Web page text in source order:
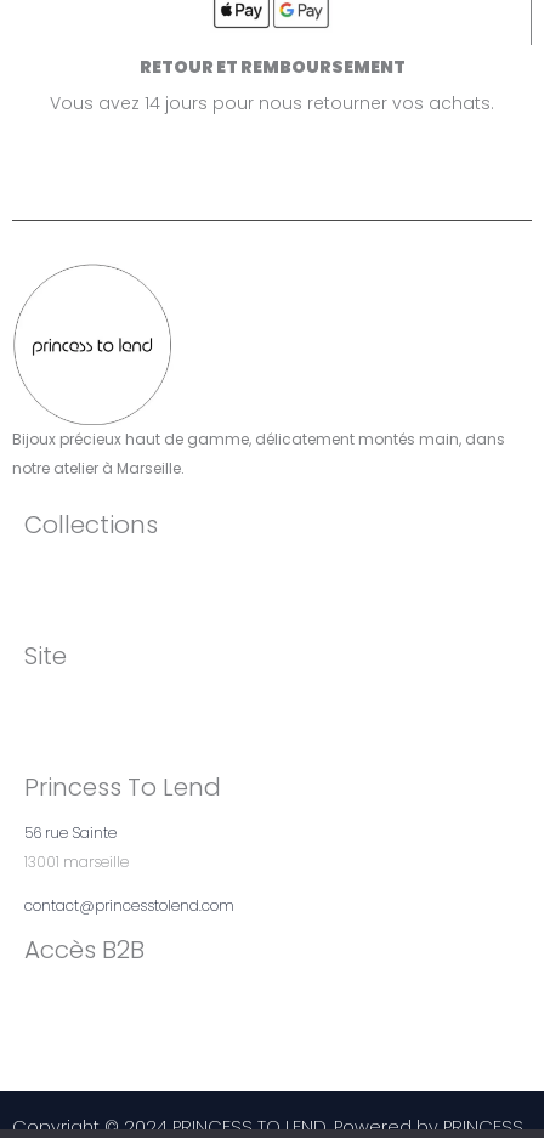
RETOUR ET REMBOURSEMENT
Vous avez 14 jours pour nous retourner vos achats.
Bijoux précieux haut de gamme, délicatement montés main, dans
notre atelier à Marseille.​
Collections
Site
Princess To Lend
56 rue Sainte
13001 marseille
contact@princesstolend.com
Accès B2B
Copyright © 2024 PRINCESS TO LEND. Powered by PRINCESS